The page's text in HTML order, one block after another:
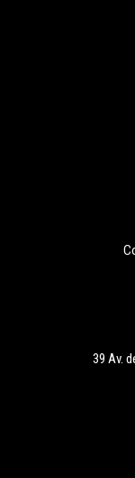
39 Av.